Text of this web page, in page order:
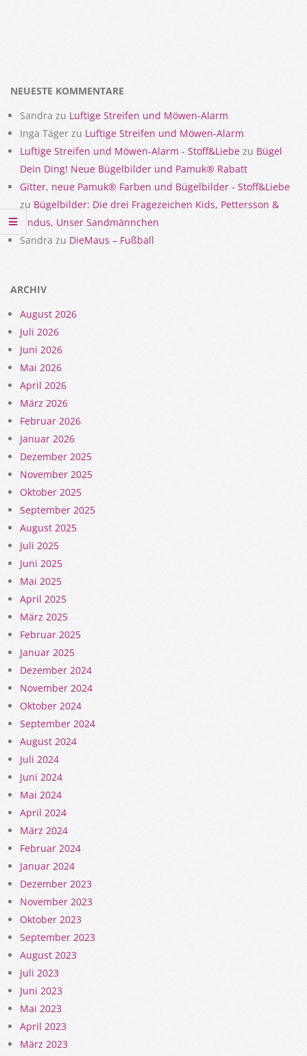
NEUESTE KOMMENTARE
Sandra zu Luftige Streifen und Möwen-Alarm
Inga Täger zu Luftige Streifen und Möwen-Alarm
Luftige Streifen und Möwen-Alarm - Stoff&Liebe zu Bügel
Dein Ding! Neue Bügelbilder und Pamuk® Rabatt
Gitter, neue Pamuk® Farben und Bügelbilder - Stoff&Liebe
zu Bügelbilder: Die drei Fragezeichen Kids, Pettersson &
Findus, Unser Sandmännchen
Sandra zu DieMaus – Fußball
ARCHIV
August 2026
Juli 2026
Juni 2026
Mai 2026
April 2026
März 2026
Februar 2026
Januar 2026
Dezember 2025
November 2025
Oktober 2025
September 2025
August 2025
Juli 2025
Juni 2025
Mai 2025
April 2025
März 2025
Februar 2025
Januar 2025
Dezember 2024
November 2024
Oktober 2024
September 2024
August 2024
Juli 2024
Juni 2024
Mai 2024
April 2024
März 2024
Februar 2024
Januar 2024
Dezember 2023
November 2023
Oktober 2023
September 2023
August 2023
Juli 2023
Juni 2023
Mai 2023
April 2023
März 2023